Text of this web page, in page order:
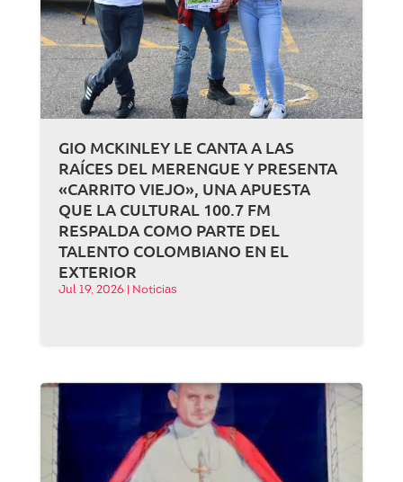
GIO MCKINLEY LE CANTA A LAS
RAÍCES DEL MERENGUE Y PRESENTA
«CARRITO VIEJO», UNA APUESTA
QUE LA CULTURAL 100.7 FM
RESPALDA COMO PARTE DEL
TALENTO COLOMBIANO EN EL
EXTERIOR
Jul 19, 2026 Noticias